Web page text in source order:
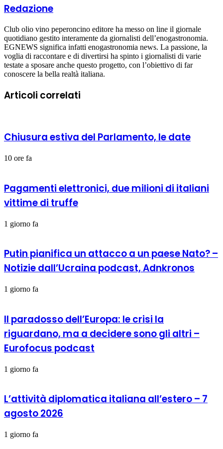
Redazione
Club olio vino peperoncino editore ha messo on line il giornale
quotidiano gestito interamente da giornalisti dell’enogastronomia.
EGNEWS significa infatti enogastronomia news. La passione, la
voglia di raccontare e di divertirsi ha spinto i giornalisti di varie
testate a sposare anche questo progetto, con l’obiettivo di far
conoscere la bella realtà italiana.
Articoli correlati
Chiusura estiva del Parlamento, le date
10 ore fa
Pagamenti elettronici, due milioni di italiani
vittime di truffe
1 giorno fa
Putin pianifica un attacco a un paese Nato? –
Notizie dall’Ucraina podcast, Adnkronos
1 giorno fa
Il paradosso dell’Europa: le crisi la
riguardano, ma a decidere sono gli altri –
Eurofocus podcast
1 giorno fa
L’attività diplomatica italiana all’estero – 7
agosto 2026
1 giorno fa